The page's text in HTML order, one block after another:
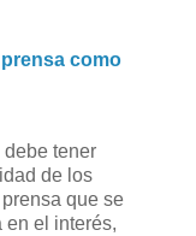
como
tener
de los
que se
en el interés,